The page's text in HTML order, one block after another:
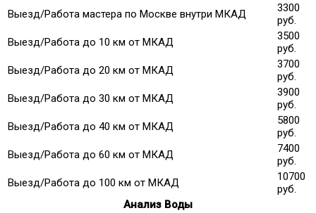
Выезд/Работа мастера по Москве внутри МКАД
3300
руб.
Выезд/Работа до 10 км от МКАД
3500
руб.
Выезд/Работа до 20 км от МКАД
3700
руб.
Выезд/Работа до 30 км от МКАД
3900
руб.
Выезд/Работа до 40 км от МКАД
5800
руб.
Выезд/Работа до 60 км от МКАД
7400
руб.
Выезд/Работа до 100 км от МКАД
10700
руб.
Анализ Воды